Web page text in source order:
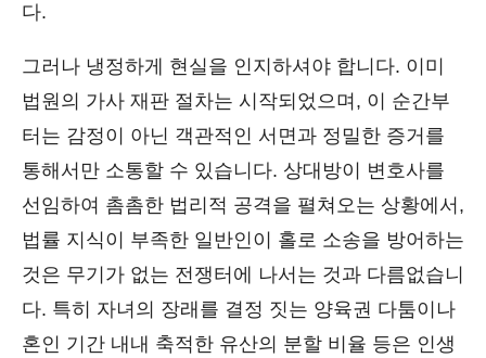
다.
그러나 냉정하게 현실을 인지하셔야 합니다. 이미
법원의 가사 재판 절차는 시작되었으며, 이 순간부
터는 감정이 아닌 객관적인 서면과 정밀한 증거를
통해서만 소통할 수 있습니다. 상대방이 변호사를
선임하여 촘촘한 법리적 공격을 펼쳐오는 상황에서,
법률 지식이 부족한 일반인이 홀로 소송을 방어하는
것은 무기가 없는 전쟁터에 나서는 것과 다름없습니
다. 특히 자녀의 장래를 결정 짓는 양육권 다툼이나
혼인 기간 내내 축적한 유산의 분할 비율 등은 인생